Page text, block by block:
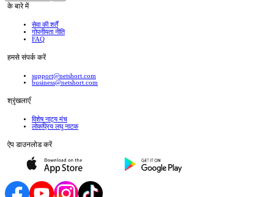
के बारे में
सेवा की शर्तें
गोपनीयता नीति
FAQ
हमसे संपर्क करें
support@netshort.com
business@netshort.com
श्रृंखलाएँ
विशेष नाट्य मंच
लोकप्रिय लघु नाटक
ऐप डाउनलोड करें